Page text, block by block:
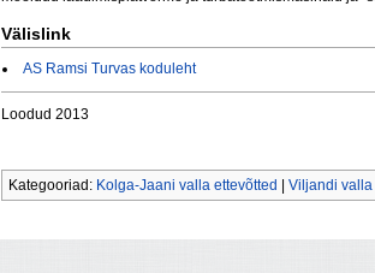
Välislink
AS Ramsi Turvas koduleht
Loodud 2013
Kategooriad: Kolga-Jaani valla ettevõtted Viljandi valla